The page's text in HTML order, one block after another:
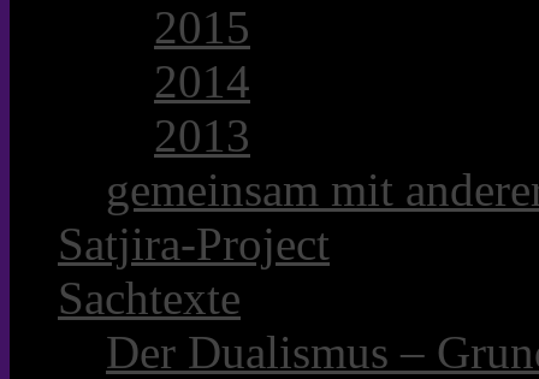
2015
2014
2013
gemeinsam mit
Satjira-Project
Sachtexte
Der Dualismus –